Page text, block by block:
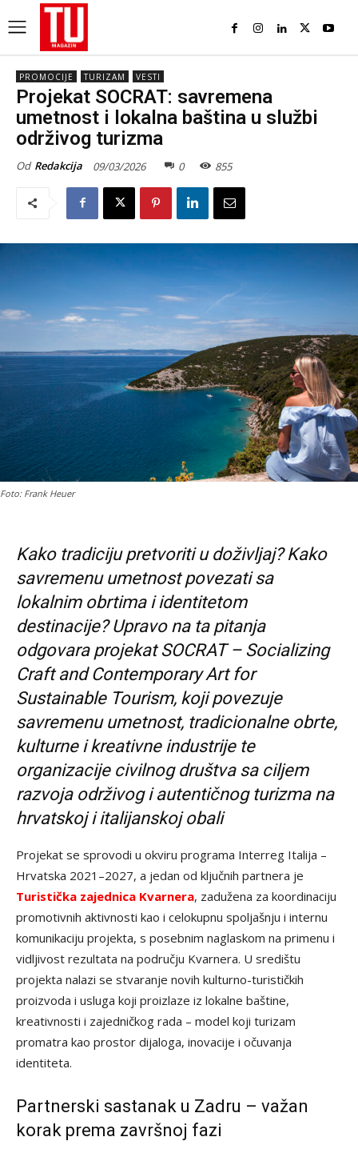
PROMOCIJE TURIZAM VESTI
Projekat SOCRAT: savremena
umetnost i lokalna baština u službi
održivog turizma
Od Redakcija 09/03/2026 0 855
Foto: Frank Heuer
Kako tradiciju pretvoriti u doživljaj? Kako
savremenu umetnost povezati sa
lokalnim obrtima i identitetom
destinacije? Upravo na ta pitanja
odgovara projekat SOCRAT – Socializing
Craft and Contemporary Art for
Sustainable Tourism, koji povezuje
savremenu umetnost, tradicionalne obrte,
kulturne i kreativne industrije te
organizacije civilnog društva sa ciljem
razvoja održivog i autentičnog turizma na
hrvatskoj i italijanskoj obali
Projekat se sprovodi u okviru programa Interreg Italija –
Hrvatska 2021–2027, a jedan od ključnih partnera je
Turistička zajednica Kvarnera, zadužena za koordinaciju
promotivnih aktivnosti kao i celokupnu spoljašnju i internu
komunikaciju projekta, s posebnim naglaskom na primenu i
vidljivost rezultata na području Kvarnera. U središtu
projekta nalazi se stvaranje novih kulturno-turističkih
proizvoda i usluga koji proizlaze iz lokalne baštine,
kreativnosti i zajedničkog rada – model koji turizam
promatra kao prostor dijaloga, inovacije i očuvanja
identiteta.
Partnerski sastanak u Zadru – važan
korak prema završnoj fazi